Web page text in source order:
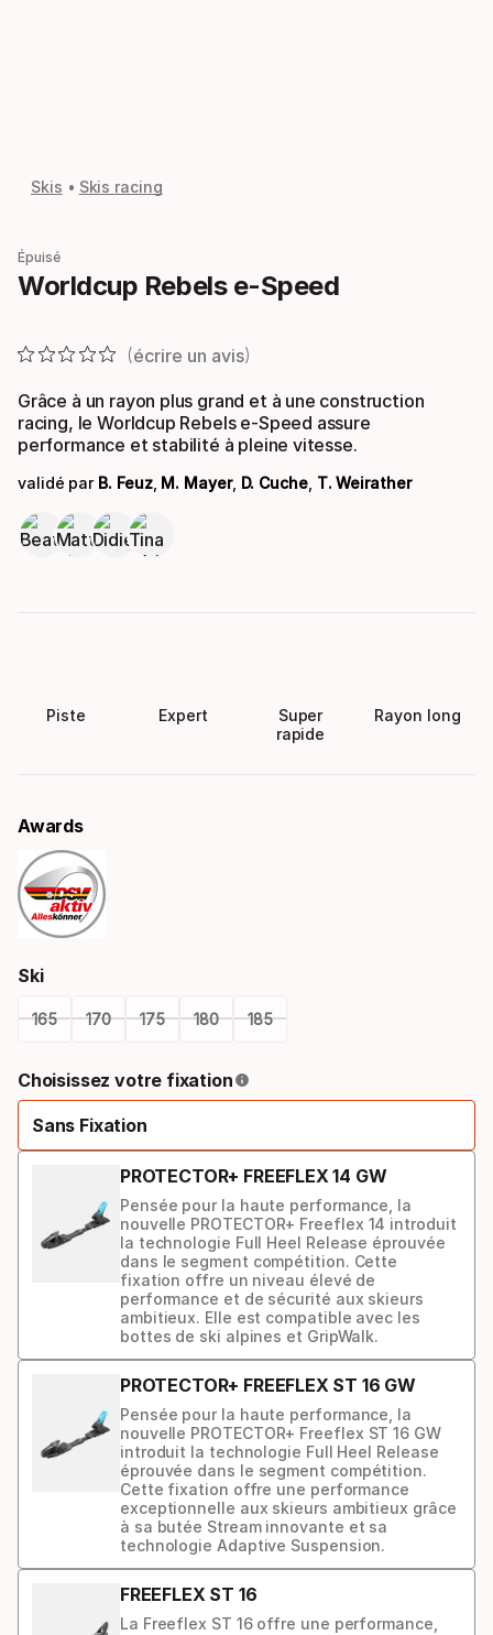
Skis Skis racing
Épuisé
Worldcup Rebels e-Speed
écrire un avis
Grâce à un rayon plus grand et à une construction
racing, le Worldcup Rebels e-Speed assure
performance et stabilité à pleine vitesse.
validé par B. Feuz, M. Mayer, D. Cuche, T. Weirather
Piste Expert
Super
rapide
Rayon long
Awards
Ski
165 170 175 180 185
select
option:
Choisissez votre fixation
Sans Fixation
PROTECTOR+ FREEFLEX 14 GW
Pensée pour la haute performance, la
nouvelle PROTECTOR+ Freeflex 14 introduit
la technologie Full Heel Release éprouvée
dans le segment compétition. Cette
fixation offre un niveau élevé de
performance et de sécurité aux skieurs
ambitieux. Elle est compatible avec les
bottes de ski alpines et GripWalk.
PROTECTOR+ FREEFLEX ST 16 GW
Pensée pour la haute performance, la
nouvelle PROTECTOR+ Freeflex ST 16 GW
introduit la technologie Full Heel Release
éprouvée dans le segment compétition.
Cette fixation offre une performance
exceptionnelle aux skieurs ambitieux grâce
à sa butée Stream innovante et sa
technologie Adaptive Suspension.
FREEFLEX ST 16
La Freeflex ST 16 offre une performance,